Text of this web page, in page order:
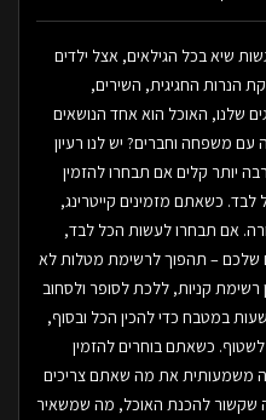
שיא בכל הגילאים, אצל ילדים
הנרות החגיגית, השירים,
שלנו, האוכל הוא אחד הנושאים
משפחה וחברים? יש לנו רעיון
יותר קלים אם תבחרו להזמין
כשאתם מזמינים קייטרינג,
אם תבחרו לעשות הכל לבד,
שלכם – תהפוך לרשימת מטלות לא
קניות, ללכת לסופר ולסחוב
במטבח כדי להכין הכל ובסוף,
כשאתם בוחרים להזמין
משמעותית את מה שאתם צריכים
שקשור להכנת האוכל, מה שמשאיר